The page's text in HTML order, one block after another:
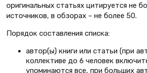
оригинальных статьях цитируется не
источников, в обзорах – не более 50.
Порядок составления списка:
автор(ы) книги или статьи (при
коллективе до 6 человек
упоминаются все, при больших